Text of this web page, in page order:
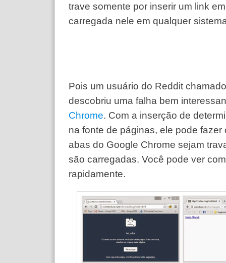
trave somente por inserir um link
carregada nele em qualquer
Pois um usuário do Reddit
descobriu uma falha bem
Chrome. Com a inserção de
na fonte de páginas, ele pode fazer
abas do Google Chrome sejam
são carregadas. Você pode ver
rapidamente.